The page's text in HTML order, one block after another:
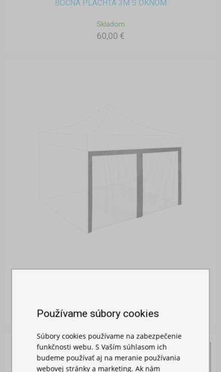
BOČNÁ PLACHTA 3M S OKNOM
Skladom
60,00 €
26,00 €
Používame súbory cookies
Súbory cookies používame na zabezpečenie
funkčnosti webu. S Vaším súhlasom ich
budeme používať aj na meranie používania
webovej stránky a marketing. Ak nám